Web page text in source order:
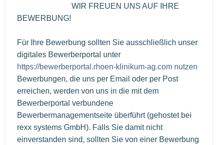
WIR FREUEN UNS AUF IHRE
BEWERBUNG!
Für Ihre Bewerbung sollten Sie ausschließlich unser
digitales Bewerberportal unter
https://bewerberportal.rhoen-klinikum-ag.com nutzen
Bewerbungen, die uns per Email oder per Post
erreichen, werden von uns in die mit dem
Bewerberportal verbundene
Bewerbermanagementseite überführt (gehostet bei
rexx systems GmbH). Falls Sie damit nicht
einverstanden sind, sollten Sie von einer Bewerbung